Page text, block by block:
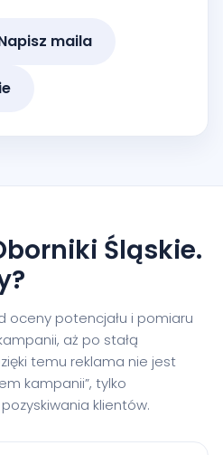
maila
Śląskie.
oceny potencjału i pomiaru
aż po stałą
temu reklama nie jest
kampanii”, tylko
klientów.